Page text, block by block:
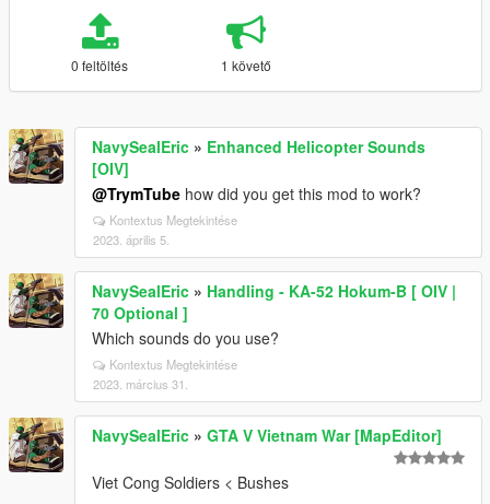
0 feltöltés 1 követő
NavySealEric » Enhanced Helicopter Sounds
[OIV]
@TrymTube how did you get this mod to work?
Kontextus Megtekintése
2023. április 5.
NavySealEric » Handling - KA-52 Hokum-B [ OIV |
70 Optional ]
Which sounds do you use?
Kontextus Megtekintése
2023. március 31.
NavySealEric » GTA V Vietnam War [MapEditor]
Viet Cong Soldiers < Bushes